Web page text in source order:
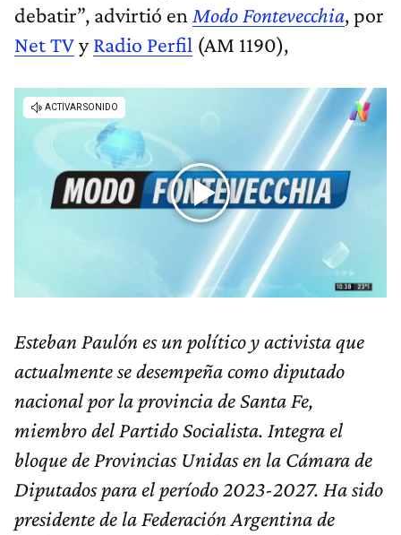
debatir”, advirtió en Modo Fontevecchia, por
Net TVyRadio Perfil (AM 1190),
Esteban Paulón es un político y activista que
actualmente se desempeña como diputado
nacional por la provincia de Santa Fe,
miembro del Partido Socialista. Integra el
bloque de Provincias Unidas en la Cámara de
Diputados para el período 2023-2027. Ha sido
presidente de la Federación Argentina de